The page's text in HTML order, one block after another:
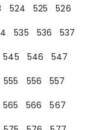
524 525
526
535 536
537
545 546
547
555 556
557
565 566
567